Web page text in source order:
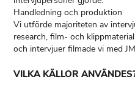
Handledning och produktion
Vi utförde majoriteten av
research, film- och
VILKA KÄLLOR